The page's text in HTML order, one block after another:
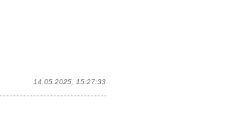
14.05.2025, 15:27:33